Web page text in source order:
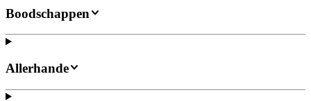
Boodschappen
Allerhande